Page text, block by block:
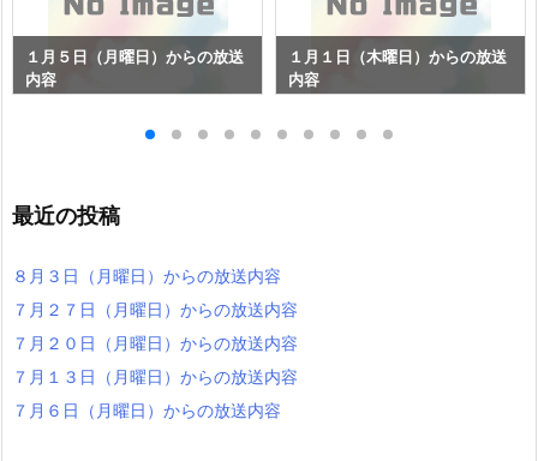
１月５日（月曜日）からの放送
内容
１月１日（木曜日）からの放送
内容
最近の投稿
８月３日（月曜日）からの放送内容
７月２７日（月曜日）からの放送内容
７月２０日（月曜日）からの放送内容
７月１３日（月曜日）からの放送内容
７月６日（月曜日）からの放送内容